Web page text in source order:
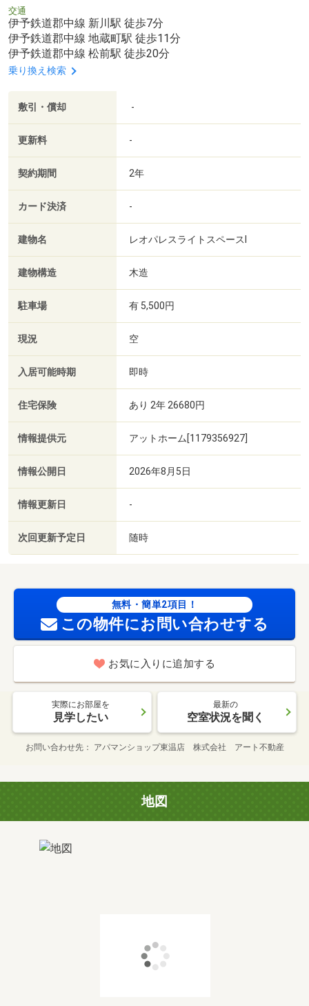
交通
伊予鉄道郡中線 新川駅 徒歩7分
伊予鉄道郡中線 地蔵町駅 徒歩11分
伊予鉄道郡中線 松前駅 徒歩20分
乗り換え検索
敷引・償却 -
更新料 -
契約期間 2年
カード決済 -
建物名 レオパレスライトスペースⅠ
建物構造 木造
駐車場 有 5,500円
現況 空
入居可能時期 即時
住宅保険 あり 2年 26680円
情報提供元 アットホーム[1179356927]
情報公開日 2026年8月5日
情報更新日 -
次回更新予定日 随時
無料・簡単2項目！
この物件にお問い合わせする
お気に入りに追加する
実際にお部屋を
見学したい
最新の
空室状況を聞く
お問い合わせ先 アパマンショップ東温店 株式会社 アート不動産
地図